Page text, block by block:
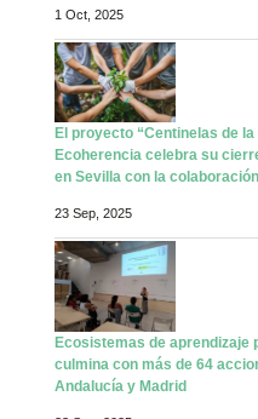
1 Oct, 2025
El proyecto “Centinelas de
Ecoherencia celebra su
en Sevilla con la
23 Sep, 2025
Ecosistemas de aprendizaje
culmina con más de 64
Andalucía y Madrid